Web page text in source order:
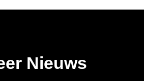
Nieuws